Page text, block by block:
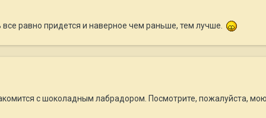
равно придется и наверное чем раньше, тем лучше.
с шоколадным лабрадором. Посмотрите, пожалуйста, мою